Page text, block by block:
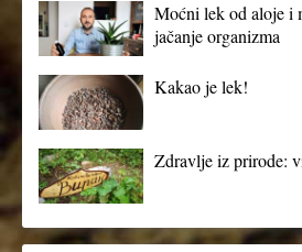
Moćni lek od aloje i
jačanje organizma
Kakao je lek!
Zdravlje iz prirode: